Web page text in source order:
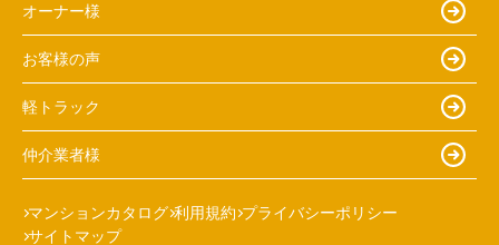
オーナー様
お客様の声
軽トラック
仲介業者様
マンションカタログ 利用規約 プライバシーポリシー
サイトマップ